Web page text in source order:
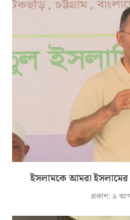
ইসলামকে আমরা ইসলামের
প্রকাশ: ৯